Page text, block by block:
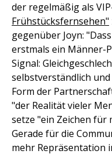
der regelmäßig als
Frühstücksfernsehen"
gegenüber Joyn:
erstmals ein Männer-
Signal:
selbstverständlich
Form der
"der Realität vieler
setze "ein Zeichen für
Gerade für die
mehr Repräsentation